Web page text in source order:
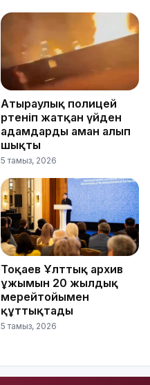
Атыраулық полицей
өртеніп жатқан үйден
адамдарды аман алып
шықты
5 тамыз, 2026
Тоқаев Ұлттық архив
ұжымын 20 жылдық
мерейтойымен
құттықтады
5 тамыз, 2026